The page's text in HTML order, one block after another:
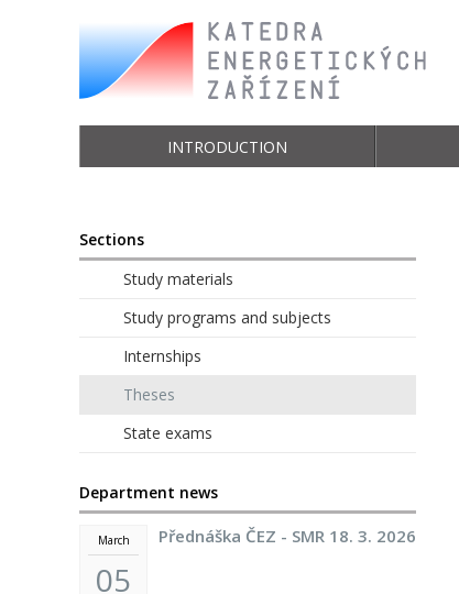
INTRODUCTION
Sections
Study materials
Study programs and subjects
Internships
Theses
State exams
Department news
05
March Přednáška ČEZ - SMR 18. 3. 2026